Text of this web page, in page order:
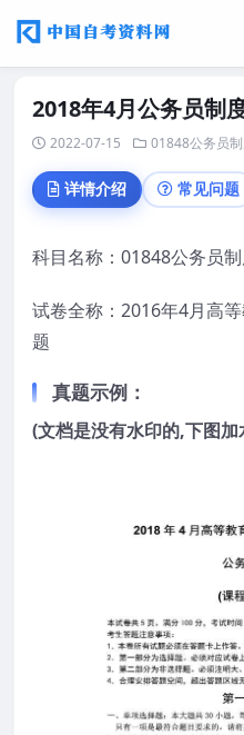
2018年4月公务员制
2022-07-15 01848公务员
详情介绍 常见问题
科目名称：01848公务员
试卷全称：2016年4月高
题
真题示例：
(文档是没有水印的,下图